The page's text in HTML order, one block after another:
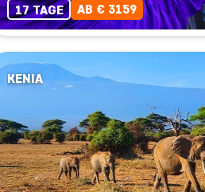
17 TAGE AB € 3159
KENIA